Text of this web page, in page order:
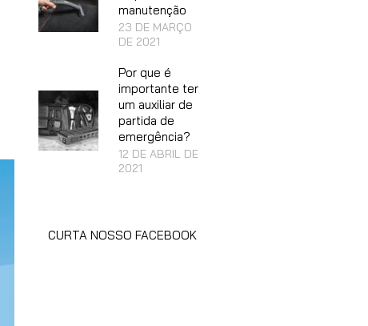
manutenção
23 DE MARÇO
DE 2021
Por que é
importante ter
um auxiliar de
partida de
emergência?
12 DE ABRIL DE
2021
CURTA NOSSO FACEBOOK